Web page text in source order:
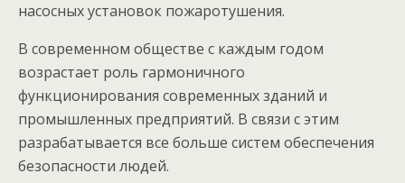
насосных установок пожаротушения.
В современном обществе с каждым годом
возрастает роль гармоничного
функционирования современных зданий и
промышленных предприятий. В связи с этим
разрабатывается все больше систем обеспечения
безопасности людей.